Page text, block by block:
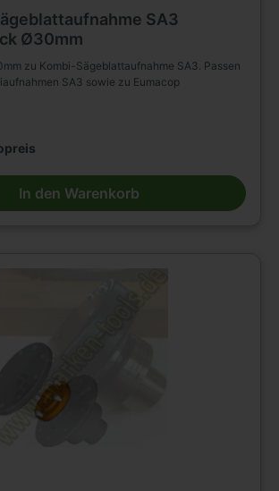
SA3
Ø30mm
zu Kombi-Sägeblattaufnahme SA3. Passen
SA3 sowie zu Eumacop
In den Warenkorb